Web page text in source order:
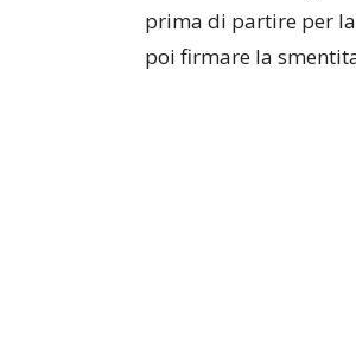
prima di partire per
poi firmare la